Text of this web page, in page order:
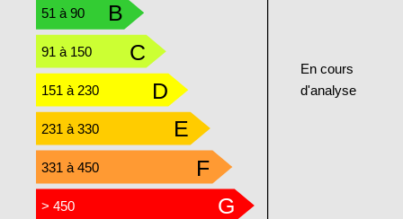
B
C
D
E
F
G
51 à 90
91 à 150
151 à 230
231 à 330
331 à 450
> 450
En cours
d'analyse